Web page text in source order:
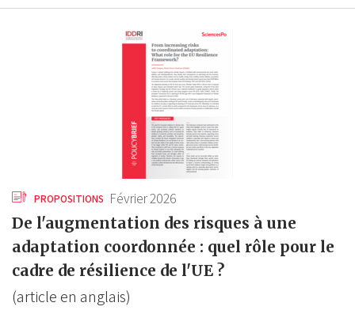
PROPOSITIONS Février 2026
De l'augmentation des risques à une
adaptation coordonnée : quel rôle pour le
cadre de résilience de l'UE ?
(article en anglais)